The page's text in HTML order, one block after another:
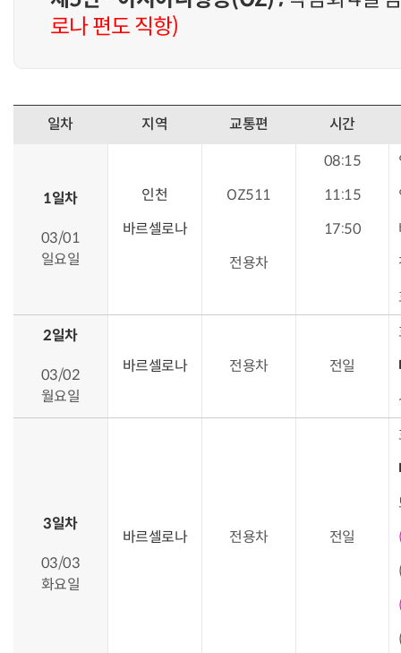
로나 편도 직항)
일차 지역 교통편 시간
1일차
03/01
일요일
08:15
인천
OZ511 11:15
바르셀로나
17:50
전용차
2일차
03/02
월요일
바르셀로나
전용차 전일
3일차
03/03
화요일
바르셀로나
전용차 전일